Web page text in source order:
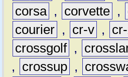
corsa , corvette ,
courier , cr-v ,
crossgolf ,
,
crossup ,